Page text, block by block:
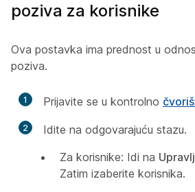
poziva za korisnike
Ova postavka ima prednost u
poziva.
1 Prijavite se u kontrolno
2
Idite na odgovarajuću stazu.
Za korisnike: Idi na
Zatim izaberite korisnika.